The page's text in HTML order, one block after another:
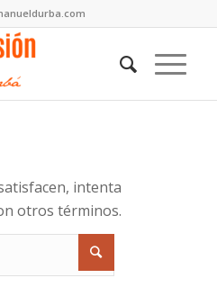
intenta
otros términos.